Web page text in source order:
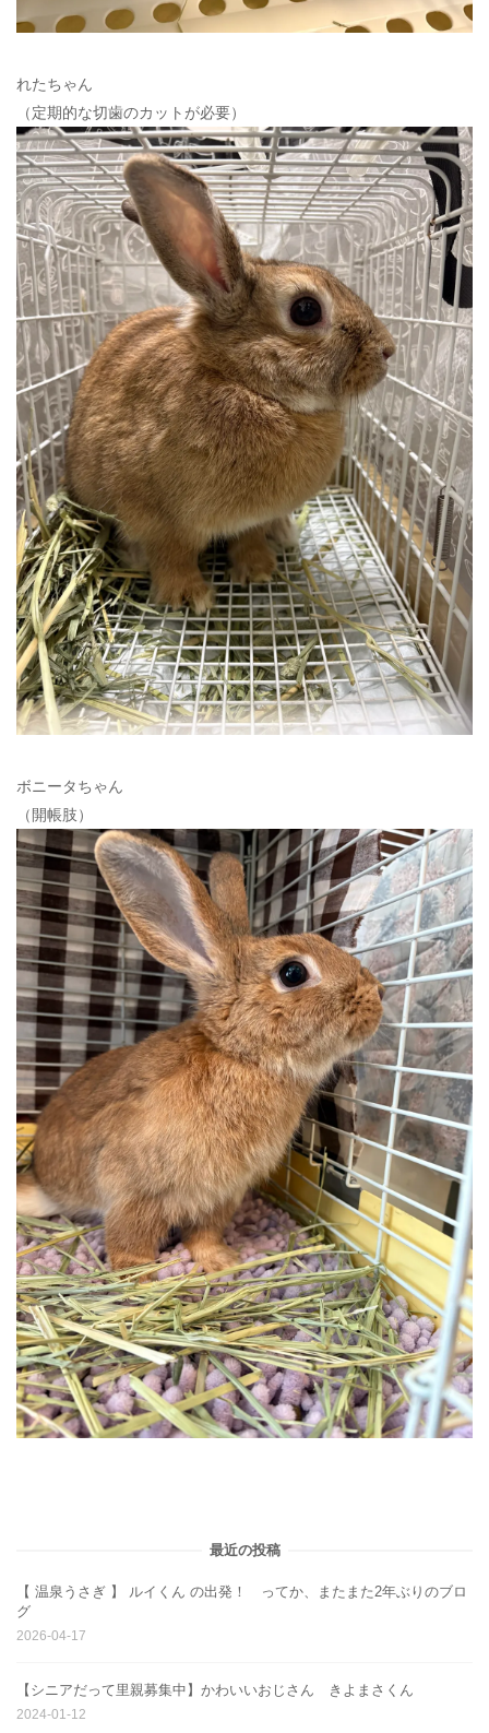
れたちゃん
（定期的な切歯のカットが必要）
ボニータちゃん
（開帳肢）
最近の投稿
【 温泉うさぎ 】 ルイくん の出発！ ってか、またまた2年ぶりのブロ
グ
2026-04-17
【シニアだって里親募集中】かわいいおじさん きよまさくん
2024-01-12